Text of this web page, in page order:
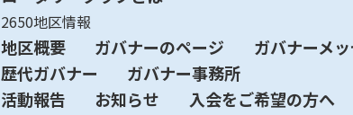
2650地区情報
地区概要 ガバナーのページ ガバナーメ
歴代ガバナー
ガバナー事務所
活動報告
お知らせ 入会をご希望の方へ